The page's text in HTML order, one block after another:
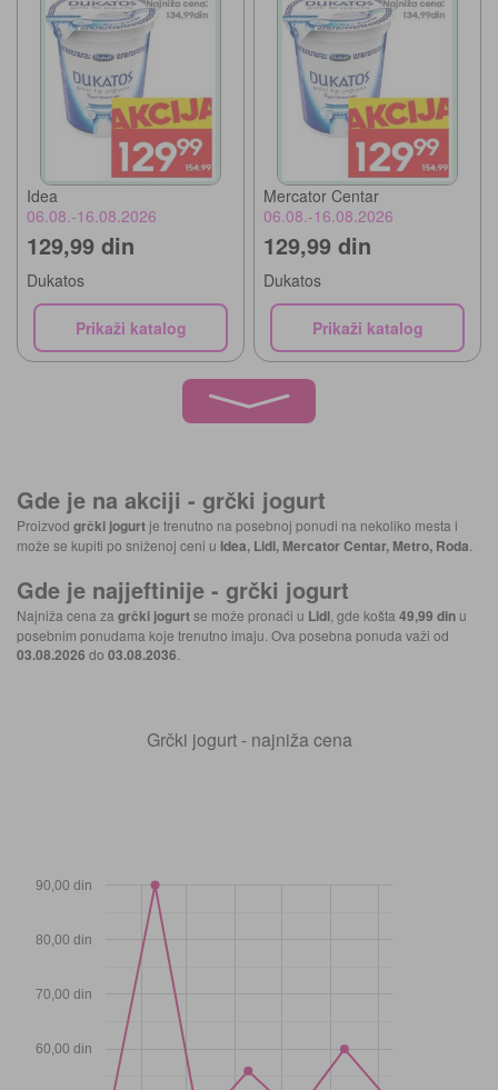
Idea
06.08.-16.08.2026
129,99 din
Dukatos
Prikaži katalog
Mercator Centar
06.08.-16.08.2026
129,99 din
Dukatos
Prikaži katalog
Gde je na akciji - grčki jogurt
Proizvod grčki jogurt je trenutno na posebnoj ponudi na nekoliko mesta i
može se kupiti po sniženoj ceni u Idea, Lidl, Mercator Centar, Metro, Roda
Gde je najjeftinije - grčki jogurt
Najniža cena za grčki jogurtse može pronaći u Lidl , gde košta 49,99 din u
posebnim ponudama koje trenutno imaju. Ova posebna ponuda važi od
03.08.2026 do 03.08.2036
Grčki jogurt - najniža cena
60,00 din
70,00 din
80,00 din
90,00 din